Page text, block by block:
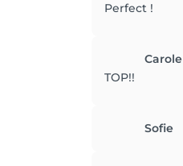
Perfect !
Carole
TOP!!
Sofie